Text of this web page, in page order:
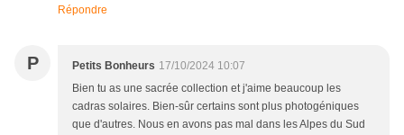
Répondre
P Petits Bonheurs 17/10/2024 10:07
Bien tu as une sacrée collection et j'aime beaucoup les
cadras solaires. Bien-sûr certains sont plus photogéniques
que d'autres. Nous en avons pas mal dans les Alpes du Sud